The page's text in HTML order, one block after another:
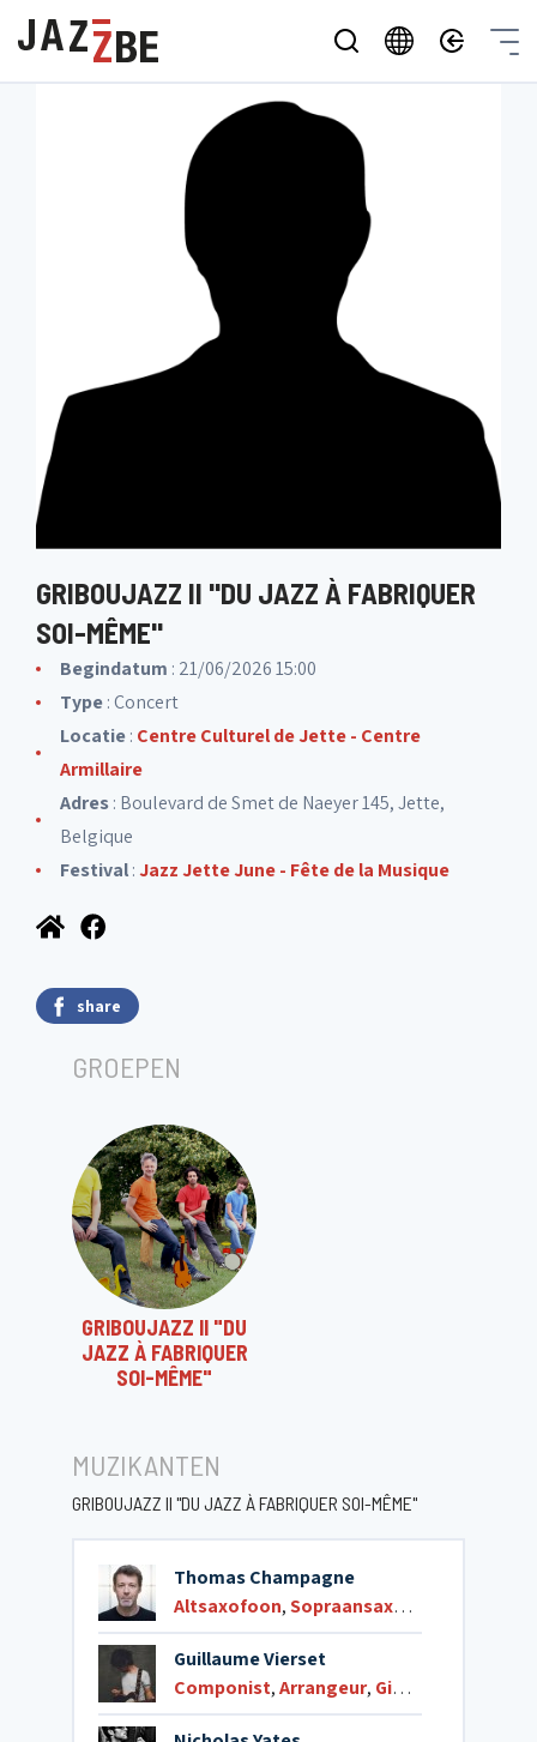
GRIBOUJAZZ II "DU JAZZ À FABRIQUER
SOI-MÊME"
Begindatum : 21/06/2026 15:00
Type: Concert
Locatie: Centre Culturel de Jette - Centre
Armillaire
Adres: Boulevard de Smet de Naeyer 145, Jette,
Belgique
Festival:Jazz Jette June - Fête de la Musique
share
GROEPEN
GRIBOUJAZZ II "DU
JAZZ À FABRIQUER
SOI-MÊME"
MUZIKANTEN
GRIBOUJAZZ II "DU JAZZ À FABRIQUER SOI-MÊME"
Thomas Champagne
Altsaxofoon,Sopraansaxofoon
Guillaume Vierset
Componist,Arrangeur, Gitaar